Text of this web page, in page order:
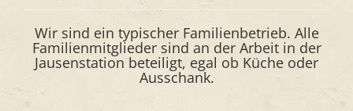
Wir sind ein typischer Familienbetrieb. Alle
Familienmitglieder sind an der Arbeit in der
Jausenstation beteiligt, egal ob Küche oder
Ausschank.